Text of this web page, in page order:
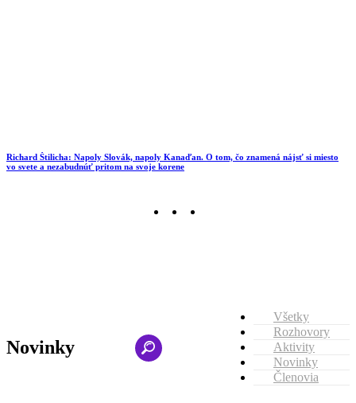
Richard Štilicha: Napoly Slovák, napoly Kanaďan. O tom, čo znamená nájsť si miesto
vo svete a nezabudnúť pritom na svoje korene
Novinky
Všetky
Rozhovory
Aktivity
Novinky
Členovia